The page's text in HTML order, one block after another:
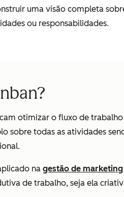
uma visão completa
ou responsabilidades.
otimizar o fluxo de
sobre todas as atividades
na gestão de marketing
de trabalho, seja ela